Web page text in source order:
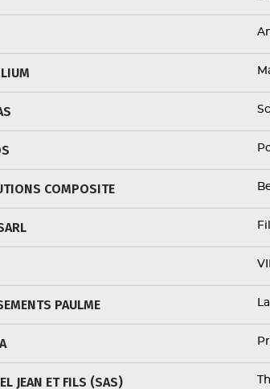
COMPOSITE
PAULME
JEAN ET FILS (SAS)